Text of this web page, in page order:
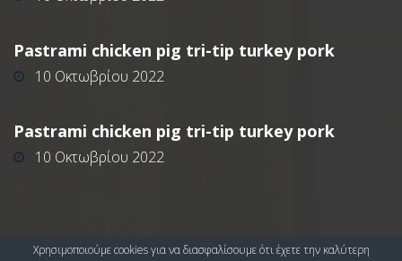
Pastrami chicken pig tri-tip turkey pork
10 Οκτωβρίου 2022
Pastrami chicken pig tri-tip turkey pork
10 Οκτωβρίου 2022
Χρησιμοποιούμε cookies για να διασφαλίσουμε ότι έχετε την καλύτερη